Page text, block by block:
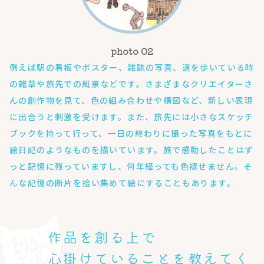
例えば駅の看板やポスター、雑誌の写真、道を歩いている時
の雑草や旅先での風景などです。さまざまなクリエイターさ
んの創作物を見て、色の組み合わせや構図など、新しい表現
に出合うと刺激を受けます。また、旅先には小さなスケッチ
ブックを持って行って、一日の終わりに撮った写真をもとに
絵日記のようなものを描いています。旅で感動したことはず
っと記憶に残っていますし、何年経っても色褪せません。そ
んな記憶の断片を拾い集めて絵にすることもあります。
作品を創る上で
心掛けていることを教えてく